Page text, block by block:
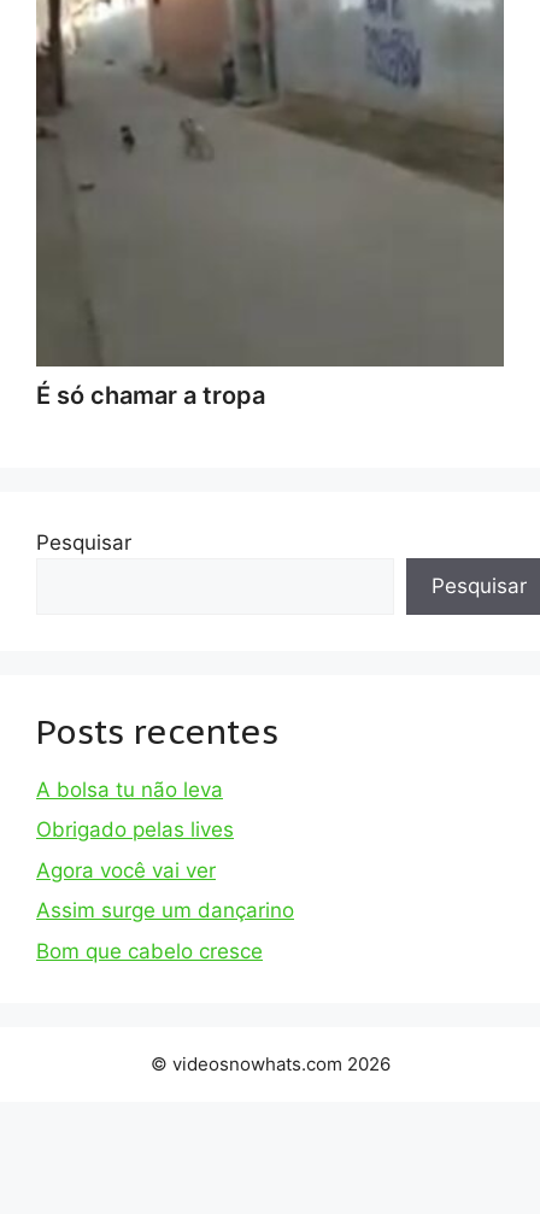
É só chamar a tropa
Pesquisar
Pesquisar
Posts recentes
A bolsa tu não leva
Obrigado pelas lives
Agora você vai ver
Assim surge um dançarino
Bom que cabelo cresce
© videosnowhats.com 2026